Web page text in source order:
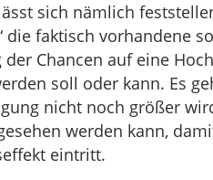
sich nämlich
die faktisch vorhandene
Chancen auf eine
soll oder kann. Es
nicht noch größer
werden kann,
eintritt.